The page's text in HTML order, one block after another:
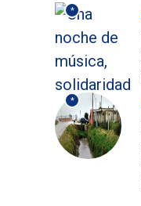
*
*